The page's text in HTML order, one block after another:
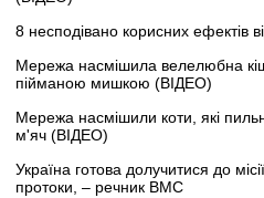
8 несподівано корисних ефектів
Мережа насмішила велелюбна
пійманою мишкою (ВІДЕО)
Мережа насмішили коти, які
м'яч (ВІДЕО)
Україна готова долучитися до
протоки, – речник ВМС